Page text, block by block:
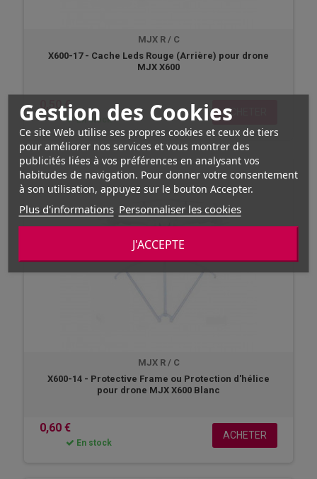
Gestion des Cookies
Ce site Web utilise ses propres cookies et ceux de tiers
pour améliorer nos services et vous montrer des
publicités liées à vos préférences en analysant vos
habitudes de navigation. Pour donner votre consentement
à son utilisation, appuyez sur le bouton Accepter.
Plus d'informations Personnaliser les cookies
J'ACCEPTE
MJX R / C
X600-17 - Cache Leds Rouge (Arrière) pour drone
MJX X600
0,50 €
En stock
ACHETER
MJX R / C
X600-14 - Protective Frame ou Protection d'hélice
pour drone MJX X600 Blanc
0,60 €
En stock
ACHETER